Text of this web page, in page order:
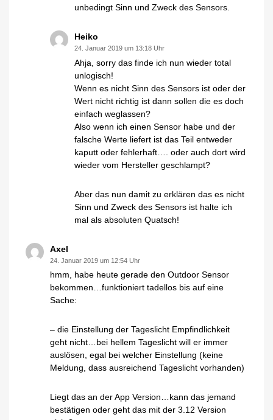
unbedingt Sinn und Zweck des Sensors.
Heiko
24. Januar 2019 um 13:18 Uhr
Ahja, sorry das finde ich nun wieder total
unlogisch!
Wenn es nicht Sinn des Sensors ist oder der
Wert nicht richtig ist dann sollen die es doch
einfach weglassen?
Also wenn ich einen Sensor habe und der
falsche Werte liefert ist das Teil entweder
kaputt oder fehlerhaft…. oder auch dort wird
wieder vom Hersteller geschlampt?
Aber das nun damit zu erklären das es nicht
Sinn und Zweck des Sensors ist halte ich
mal als absoluten Quatsch!
Axel
24. Januar 2019 um 12:54 Uhr
hmm, habe heute gerade den Outdoor Sensor
bekommen…funktioniert tadellos bis auf eine
Sache:
– die Einstellung der Tageslicht Empfindlichkeit
geht nicht…bei hellem Tageslicht will er immer
auslösen, egal bei welcher Einstellung (keine
Meldung, dass ausreichend Tageslicht vorhanden)
Liegt das an der App Version…kann das jemand
bestätigen oder geht das mit der 3.12 Version